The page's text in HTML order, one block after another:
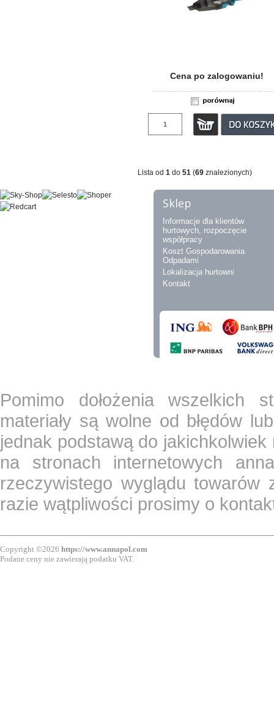
Cena po zalogowaniu!
Lista od 1 do 51 (69 znalezionych)
Sklep
Informacje dla klientów
hurtowych, rozpoczęcie
współpracy
Koszt Gospodarowania
Odpadami
Lokalizacja hurtowni
Kontakt
Pomimo dołożenia wszelkich
materiały są wolne od błędów
jednak podstawą do
na stronach internetowych
rzeczywistego wyglądu
razie wątpliwości prosimy o
Copyright ©2026 https://www.annapol.com
Podane ceny nie zawierają podatku VAT.